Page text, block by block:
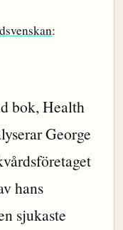
:
bok, Health
George
hans
sjukaste